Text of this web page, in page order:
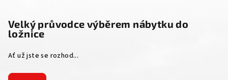
Velký průvodce výběrem nábytku do
ložnice
Ať už jste se rozhod...